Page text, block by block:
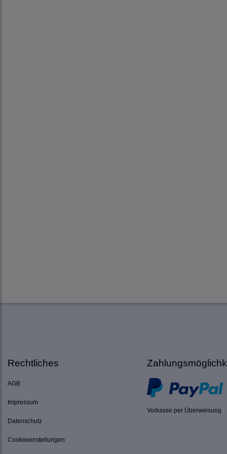
Rechtliches
AGB
Impressum
Datenschutz
Cookieeinstellungen
Vorkasse per Überweisung